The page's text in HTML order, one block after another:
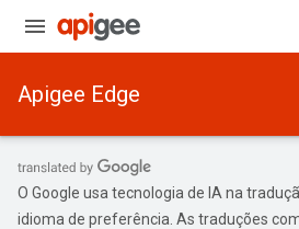
Apigee Edge
O Google usa tecnologia de IA na
idioma de preferência. As traduções